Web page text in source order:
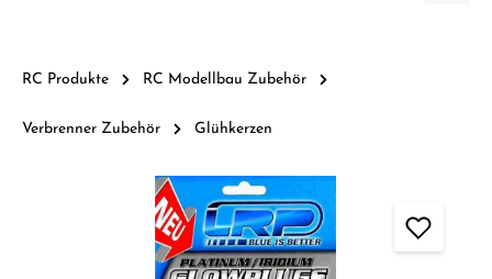
RC Produkte RC Modellbau Zubehör
Verbrenner Zubehör Glühkerzen